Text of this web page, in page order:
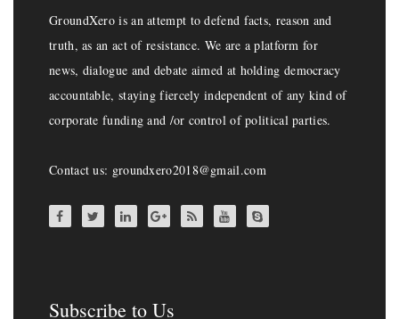
GroundXero is an attempt to defend facts, reason and
truth, as an act of resistance. We are a platform for
news, dialogue and debate aimed at holding democracy
accountable, staying fiercely independent of any kind of
corporate funding and /or control of political parties.
Contact us: groundxero2018@gmail.com
Subscribe to Us